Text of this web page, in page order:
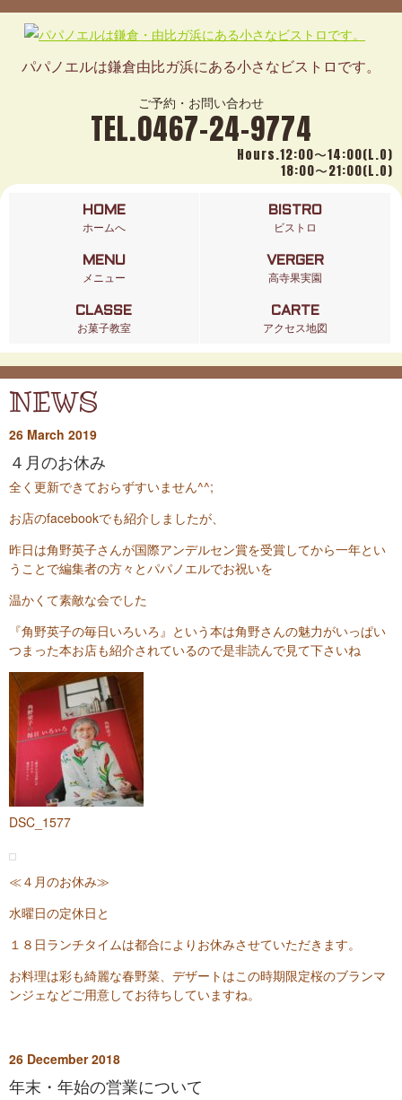
パパノエルは鎌倉由比ガ浜にある小さなビストロです。
ご予約・お問い合わせ
TEL.0467-24-9774
Hours.12:00〜14:00(L.O)
18:00〜21:00(L.O)
HOME
ホームへ
BISTRO
ビストロ
MENU
メニュー
VERGER
高寺果実園
CLASSE
お菓子教室
CARTE
アクセス地図
NEWS
26 March 2019
４月のお休み
全く更新できておらずすいません^^;
お店のfacebookでも紹介しましたが、
昨日は角野英子さんが国際アンデルセン賞を受賞してから一年とい
うことで編集者の方々とパパノエルでお祝いを
温かくて素敵な会でした
『角野英子の毎日いろいろ』という本は角野さんの魅力がいっぱい
つまった本お店も紹介されているので是非読んで見て下さいね
DSC_1577
≪４月のお休み≫
水曜日の定休日と
１８日ランチタイムは都合によりお休みさせていただきます。
お料理は彩も綺麗な春野菜、デザートはこの時期限定桜のブランマ
ンジェなどご用意してお待ちしていますね。
26 December 2018
年末・年始の営業について